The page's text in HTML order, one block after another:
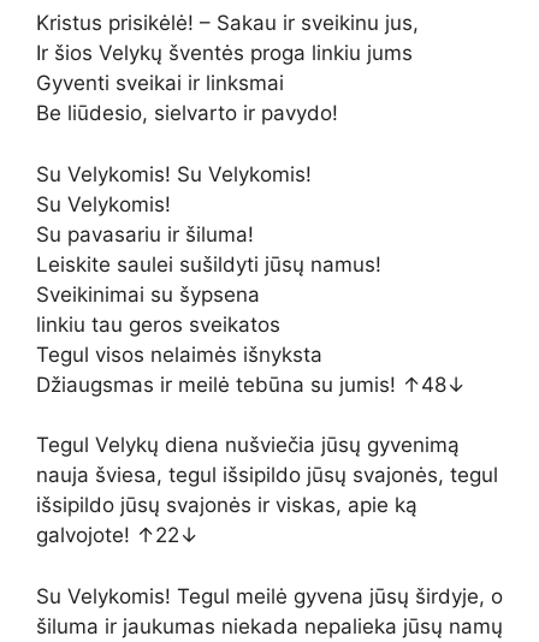
Kristus prisikėlė! – Sakau ir sveikinu jus,
Ir šios Velykų šventės proga linkiu jums
Gyventi sveikai ir linksmai
Be liūdesio, sielvarto ir pavydo!
Su Velykomis! Su Velykomis!
Su Velykomis!
Su pavasariu ir šiluma!
Leiskite saulei sušildyti jūsų namus!
Sveikinimai su šypsena
linkiu tau geros sveikatos
Tegul visos nelaimės išnyksta
Džiaugsmas ir meilė tebūna su jumis! ↑48↓
Tegul Velykų diena nušviečia jūsų gyvenimą
nauja šviesa, tegul išsipildo jūsų svajonės, tegul
išsipildo jūsų svajonės ir viskas, apie ką
galvojote! ↑22↓
Su Velykomis! Tegul meilė gyvena jūsų širdyje, o
šiluma ir jaukumas niekada nepalieka jūsų namų